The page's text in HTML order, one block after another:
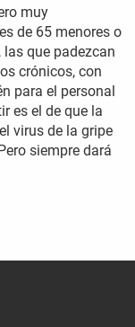
muy
de 65 menores o
que padezcan
crónicos, con
para el personal
es el de que la
virus de la gripe
siempre dará